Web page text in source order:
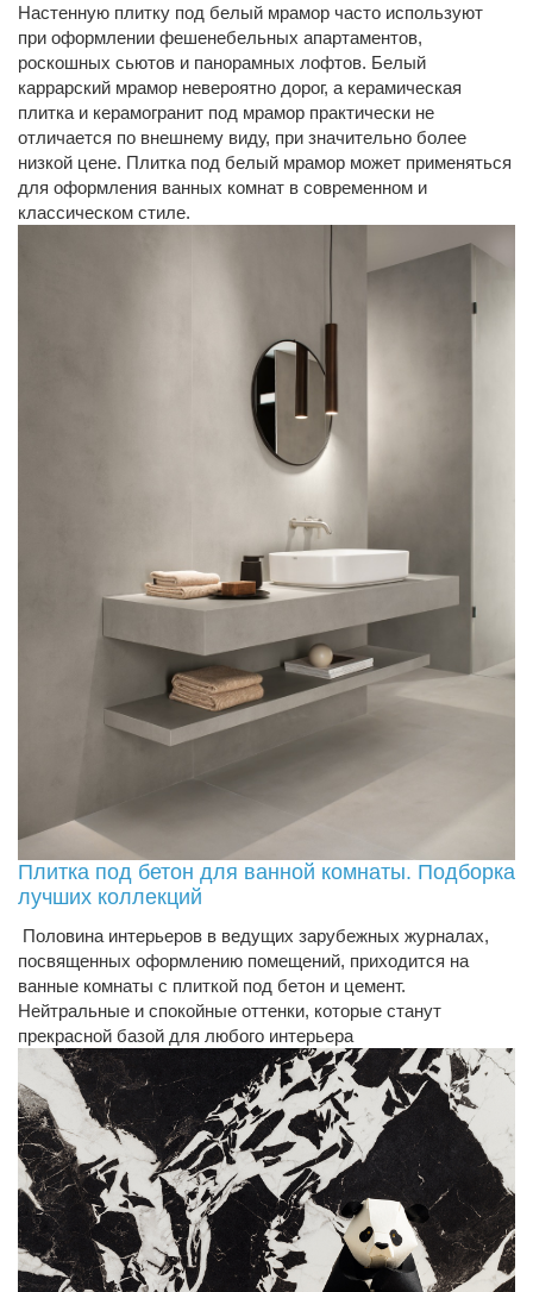
Настенную плитку под белый мрамор часто используют
при оформлении фешенебельных апартаментов,
роскошных сьютов и панорамных лофтов. Белый
каррарский мрамор невероятно дорог, а керамическая
плитка и керамогранит под мрамор практически не
отличается по внешнему виду, при значительно более
низкой цене. Плитка под белый мрамор может применяться
для оформления ванных комнат в современном и
классическом стиле.
Плитка под бетон для ванной комнаты. Подборка
лучших коллекций
Половина интерьеров в ведущих зарубежных журналах,
посвященных оформлению помещений, приходится на
ванные комнаты с плиткой под бетон и цемент.
Нейтральные и спокойные оттенки, которые станут
прекрасной базой для любого интерьера